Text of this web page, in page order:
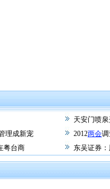
天安门喷
理成新宠 2012两会
粤台商 东吴证券：